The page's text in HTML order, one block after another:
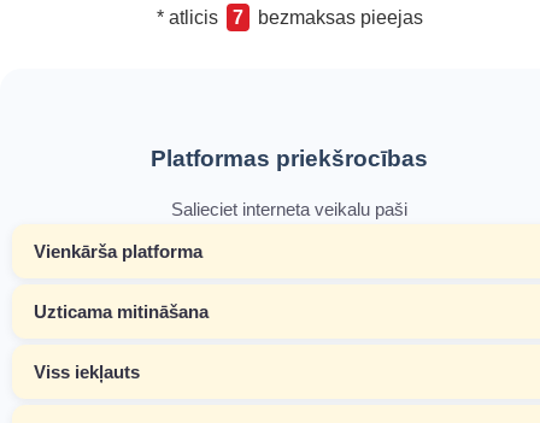
* atlicis 7 bezmaksas pieejas
Platformas priekšrocības
Salieciet interneta veikalu paši
Vienkārša platforma
Uzticama mitināšana
Viss iekļauts